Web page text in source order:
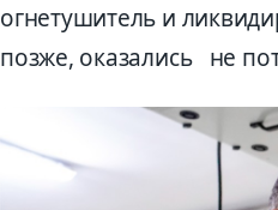
огнетушитель и
позже, оказались не